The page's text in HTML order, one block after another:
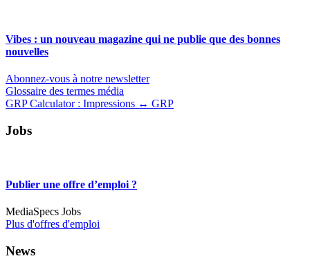
Vibes : un nouveau magazine qui ne publie que des bonnes
nouvelles
Abonnez-vous à notre newsletter
Glossaire des termes média
GRP Calculator : Impressions ↔ GRP
Jobs
Publier une offre d’emploi ?
MediaSpecs Jobs
Plus d'offres d'emploi
News